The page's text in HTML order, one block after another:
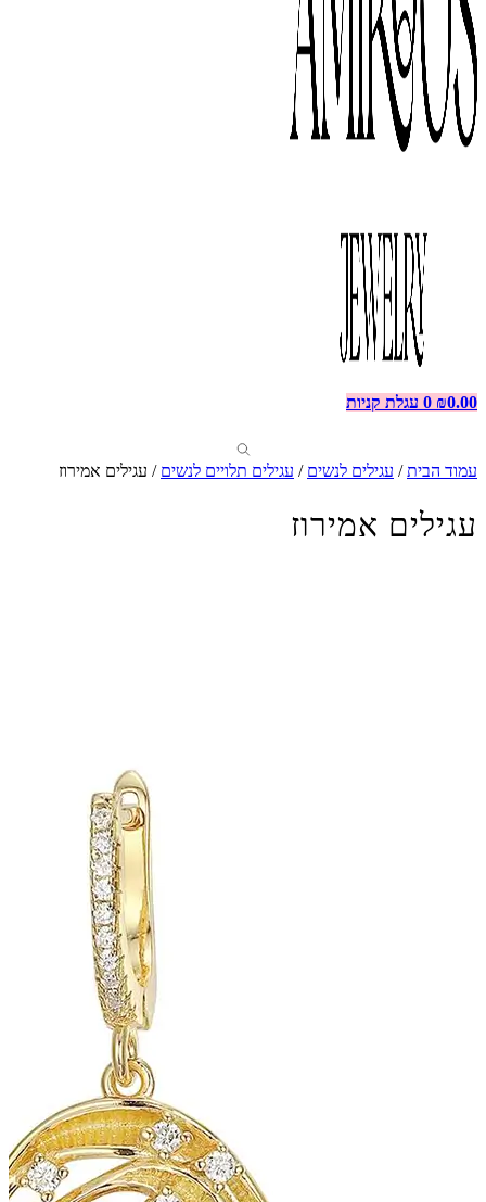
₪0.00
0 עגלת קניות
עמוד הבית/ עגילים לנשים / עגילים תלויים לנשים / עגילים אמירוז
עגילים אמירוז